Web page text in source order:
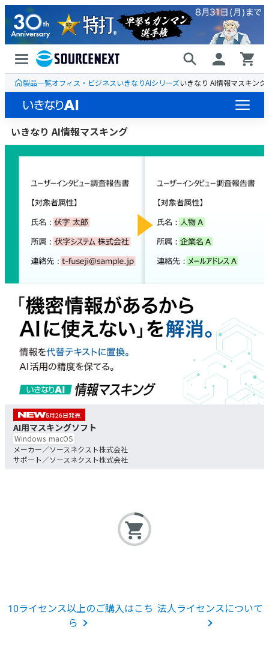
製品一覧オフィス・ビジネスいきなりAIシリーズいきなり AI情報マスキング
ラインナップ
いきなり AI情報マスキング
5 26
AI用マスキングソフト
Windows macOS
ソースネクスト株式会社
ソースネクスト株式会社
10ライセンス以上のご購入はこち
ら
法人ライセンスについて